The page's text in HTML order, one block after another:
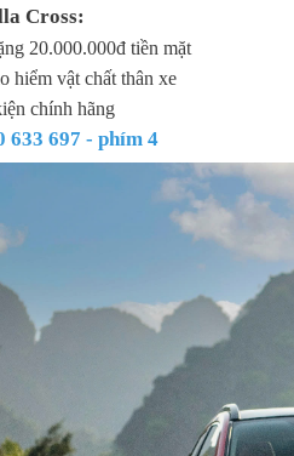
Cross:
20.000.000đ tiền mặt
hiểm vật chất thân xe
chính hãng
633 697 - phím 4